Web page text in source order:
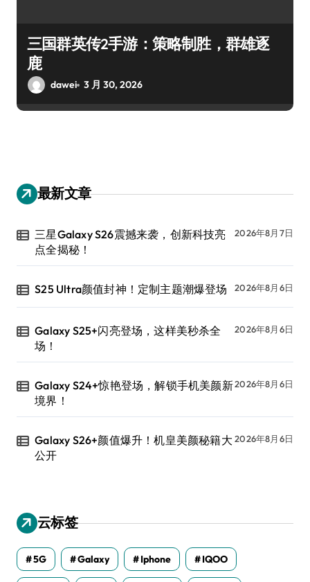
三国群英传2手游：策略制胜，群雄逐
鹿
dawei 3 月 30, 2026
最新文章
三星Galaxy S26震撼来袭，创新科技亮
点全揭秘！
2026年8月7日
S25 Ultra颜值封神！定制主题潮爆登场 2026年8月6日
Galaxy S25+闪亮登场，这样美秒杀全
场！
2026年8月6日
Galaxy S24+惊艳登场，解锁手机美颜新
境界！
2026年8月6日
Galaxy S26+颜值爆升！机皇美颜秘籍大
公开
2026年8月6日
云标签
5G Galaxy Iphone IQOO